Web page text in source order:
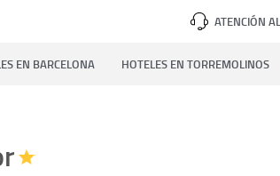
ATENCIÓN
EN BARCELONA HOTELES EN TORREMOLINOS